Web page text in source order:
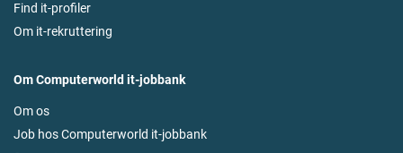
Find it-profiler
Om it-rekruttering
Om Computerworld it-jobbank
Om os
Job hos Computerworld it-jobbank